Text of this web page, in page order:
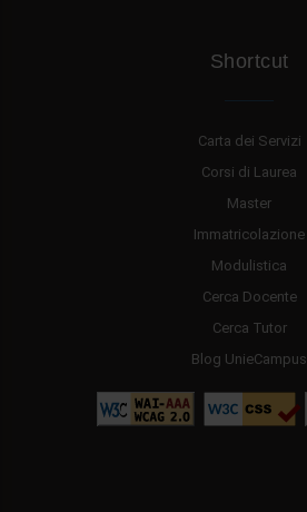
Shortcut
Carta dei Servizi
Corsi di Laurea
Master
Immatricolazione
Modulistica
Cerca Docente
Cerca Tutor
Blog UnieCampus